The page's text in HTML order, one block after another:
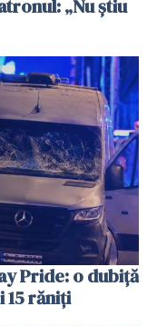
„Nu știu
Pride: o dubiță
15 răniți